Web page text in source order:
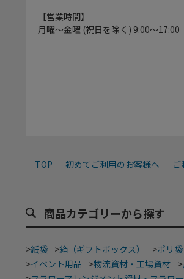
【営業時間】
月曜～金曜 (祝日を除く) 9:00～17:00
TOP 初めてご利用のお客様へ ご
商品カテゴリーから探す
>紙袋 >箱（ギフトボックス） >ポリ袋
>イベント用品 >物流資材・工場資材 >